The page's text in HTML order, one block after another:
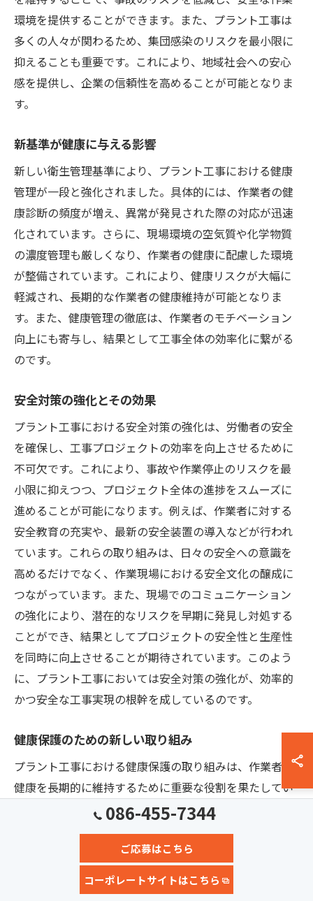
環境を提供することができます。また、プラント工事は
多くの人々が関わるため、集団感染のリスクを最小限に
抑えることも重要です。これにより、地域社会への安心
感を提供し、企業の信頼性を高めることが可能となりま
す。
新基準が健康に与える影響
新しい衛生管理基準により、プラント工事における健康
管理が一段と強化されました。具体的には、作業者の健
康診断の頻度が増え、異常が発見された際の対応が迅速
化されています。さらに、現場環境の空気質や化学物質
の濃度管理も厳しくなり、作業者の健康に配慮した環境
が整備されています。これにより、健康リスクが大幅に
軽減され、長期的な作業者の健康維持が可能となりま
す。また、健康管理の徹底は、作業者のモチベーション
向上にも寄与し、結果として工事全体の効率化に繋がる
のです。
安全対策の強化とその効果
プラント工事における安全対策の強化は、労働者の安全
を確保し、工事プロジェクトの効率を向上させるために
不可欠です。これにより、事故や作業停止のリスクを最
小限に抑えつつ、プロジェクト全体の進捗をスムーズに
進めることが可能になります。例えば、作業者に対する
安全教育の充実や、最新の安全装置の導入などが行われ
ています。これらの取り組みは、日々の安全への意識を
高めるだけでなく、作業現場における安全文化の醸成に
つながっています。また、現場でのコミュニケーション
の強化により、潜在的なリスクを早期に発見し対処する
ことができ、結果としてプロジェクトの安全性と生産性
を同時に向上させることが期待されています。このよう
に、プラント工事においては安全対策の強化が、効率的
かつ安全な工事実現の根幹を成しているのです。
健康保護のための新しい取り組み
プラント工事における健康保護の取り組みは、作業者の
健康を長期的に維持するために重要な役割を果たしてい
ます。新しい基準の導入により、作業環境の安全性が向
ています。具体的には、労働環境の定期的なモニタリン
グや、適切な保護具の使用が奨励されています。また、
作業者の健康状態の定期的なチェックや、健康に関する
086-455-7344
ご応募はこちら
コーポレートサイトはこちら